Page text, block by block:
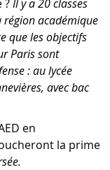
?Il y a 20 classes
région académique
que les objectifs
Paris sont
: au lycée
avec bac
en
la prime